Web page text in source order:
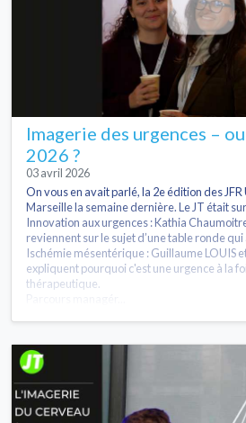
Imagerie des urgences –
2026 ?
03 avril 2026
On vous en avait parlé, la 2e édition des
Marseille la semaine dernière. Le JT était
Innovation aux urgences : Kathia
reviennent sur le sujet d’une table ronde
Ischémie mésentérique : Guillaume LOUIS
expliquent pourquoi c'est une urgence à la
thérapeutique.